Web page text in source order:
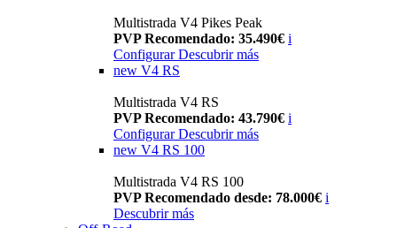
Multistrada V4 Pikes Peak
PVP Recomendado: 35.490€ i
Configurar Descubrir más
new V4 RS
Multistrada V4 RS
PVP Recomendado: 43.790€ i
ConfigurarDescubrir más
new V4 RS 100
Multistrada V4 RS 100
PVP Recomendado desde: 78.000€ i
Descubrir más